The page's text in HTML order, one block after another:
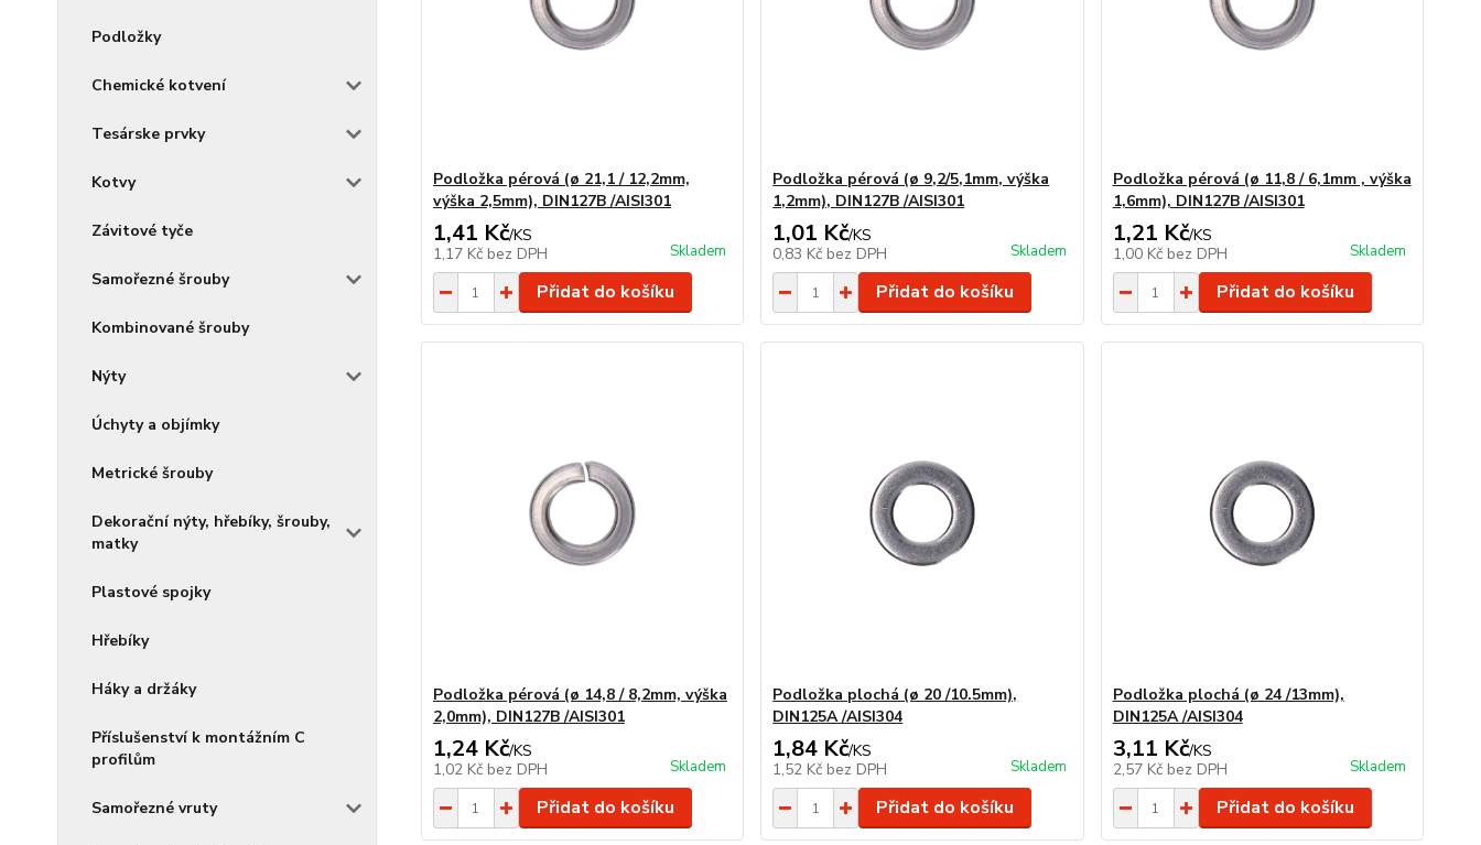
Podložky
Chemické kotvení
Tesárske prvky
Kotvy
Závitové tyče
Samořezné šrouby
Kombinované šrouby
Nýty
Úchyty a objímky
Metrické šrouby
Dekorační nýty, hřebíky, šrouby,
matky
Plastové spojky
Hřebíky
Háky a držáky
Příslušenství k montážním C
profilům
Samořezné vruty
Podložka pérová (ø 21,1 / 12,2mm,
výška 2,5mm), DIN127B /AISI301
1,41 Kč/KS
1,17 Kč bez DPH Skladem
Přidat do košíku
Podložka pérová (ø 9,2/5,1mm, výška
1,2mm), DIN127B /AISI301
1,01 Kč/KS
0,83 Kč bez DPH Skladem
Přidat do košíku
Podložka pérová (ø 11,8 / 6,1mm , výška
1,6mm), DIN127B /AISI301
1,21 Kč/KS
1,00 Kč bez DPH Skladem
Přidat do košíku
Podložka pérová (ø 14,8 / 8,2mm, výška
2,0mm), DIN127B /AISI301
1,24 Kč/KS
1,02 Kč bez DPH Skladem
Přidat do košíku
Podložka plochá (ø 20 /10.5mm),
DIN125A /AISI304
1,84 Kč/KS
1,52 Kč bez DPH Skladem
Přidat do košíku
Podložka plochá (ø 24 /13mm),
DIN125A /AISI304
3,11 Kč/KS
2,57 Kč bez DPH Skladem
Přidat do košíku